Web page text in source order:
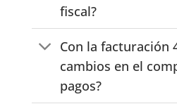
fiscal?
Con la facturación
cambios en el
pagos?